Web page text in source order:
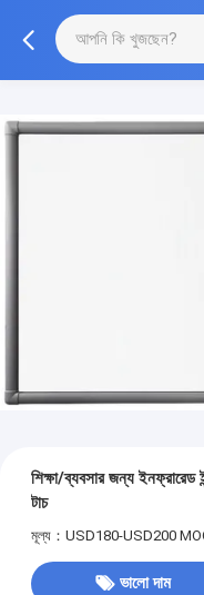
শিক্ষা/ব্যবসার জন্য ইনফ্রারেড
টাচ
মূল্য：USD180-USD200
ভালো দাম